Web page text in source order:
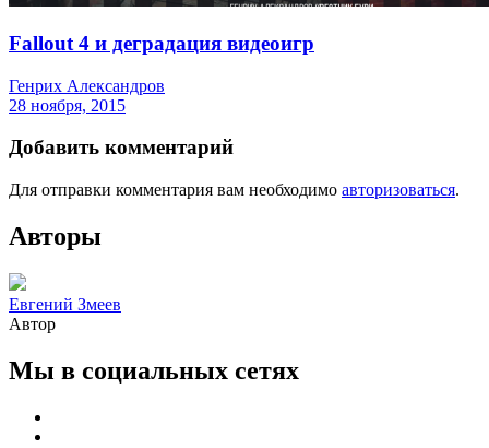
Fallout 4 и деградация видеоигр
Генрих Александров
28 ноября, 2015
Добавить комментарий
Для отправки комментария вам необходимо авторизоваться.
Авторы
Евгений Змеев
Автор
Мы в социальных сетях